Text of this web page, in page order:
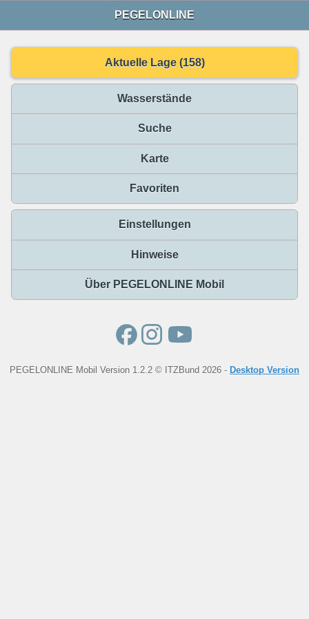
PEGELONLINE
Aktuelle Lage (158)
Wasserstände
Suche
Karte
Favoriten
Einstellungen
Hinweise
Über PEGELONLINE Mobil
PEGELONLINE Mobil Version 1.2.2 © ITZBund 2026 - Desktop Version